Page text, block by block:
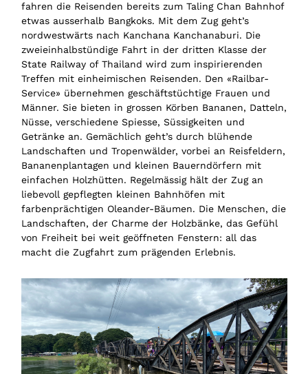
fahren die Reisenden bereits zum Taling Chan Bahnhof
etwas ausserhalb Bangkoks. Mit dem Zug geht’s
nordwestwärts nach Kanchana Kanchanaburi. Die
zweieinhalbstündige Fahrt in der dritten Klasse der
State Railway of Thailand wird zum inspirierenden
Treffen mit einheimischen Reisenden. Den «Railbar-
Service» übernehmen geschäftstüchtige Frauen und
Männer. Sie bieten in grossen Körben Bananen, Datteln,
Nüsse, verschiedene Spiesse, Süssigkeiten und
Getränke an. Gemächlich geht’s durch blühende
Landschaften und Tropenwälder, vorbei an Reisfeldern,
Bananenplantagen und kleinen Bauerndörfern mit
einfachen Holzhütten. Regelmässig hält der Zug an
liebevoll gepflegten kleinen Bahnhöfen mit
farbenprächtigen Oleander-Bäumen. Die Menschen, die
Landschaften, der Charme der Holzbänke, das Gefühl
von Freiheit bei weit geöffneten Fenstern: all das
macht die Zugfahrt zum prägenden Erlebnis.